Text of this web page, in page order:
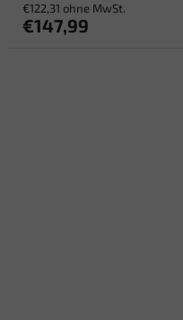
€122,31 ohne MwSt.
€147,99